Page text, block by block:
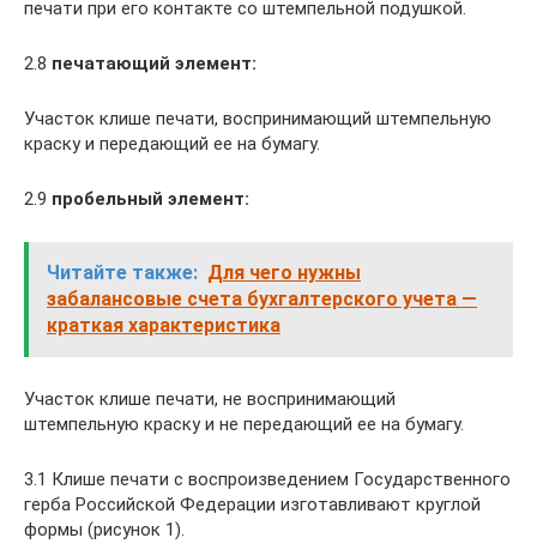
печати при его контакте со штемпельной подушкой.
2.8 печатающий элемент:
Участок клише печати, воспринимающий штемпельную
краску и передающий ее на бумагу.
2.9 пробельный элемент:
Читайте также: Для чего нужны
забалансовые счета бухгалтерского учета —
краткая характеристика
Участок клише печати, не воспринимающий
штемпельную краску и не передающий ее на бумагу.
3.1 Клише печати с воспроизведением Государственного
герба Российской Федерации изготавливают круглой
формы (рисунок 1).